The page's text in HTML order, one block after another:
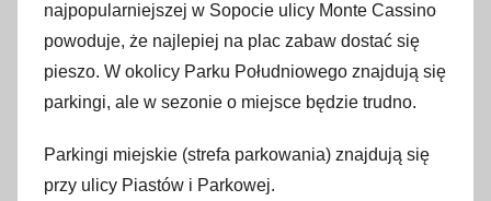
najpopularniejszej w Sopocie ulicy Monte Cassino
powoduje, że najlepiej na plac zabaw dostać się
pieszo. W okolicy Parku Południowego znajdują się
parkingi, ale w sezonie o miejsce będzie trudno.
Parkingi miejskie (strefa parkowania) znajdują się
przy ulicy Piastów i Parkowej.